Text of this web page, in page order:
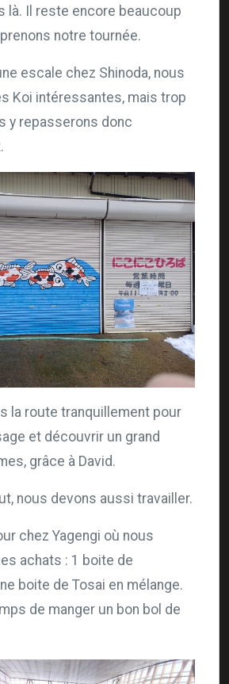
là. Il reste encore beaucoup
notre tournée.
escale chez Shinoda, nous
Koi intéressantes, mais trop
y repasserons donc
la route tranquillement pour
et découvrir un grand
grâce à David.
nous devons aussi travailler.
chez Yagengi où nous
achats : 1 boite de
boite de Tosai en mélange.
de manger un bon bol de